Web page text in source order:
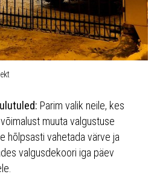
Parim valik neile, kes
muuta valgustuse
hõlpsasti vahetada värve ja
valgusdekoori iga päev